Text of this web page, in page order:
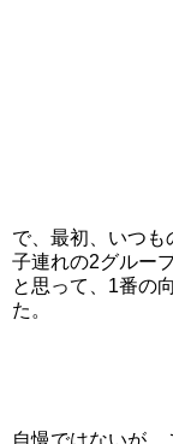
で、最初、いつ
子連れの2グルー
と思って、1番の
た。
自慢ではないが